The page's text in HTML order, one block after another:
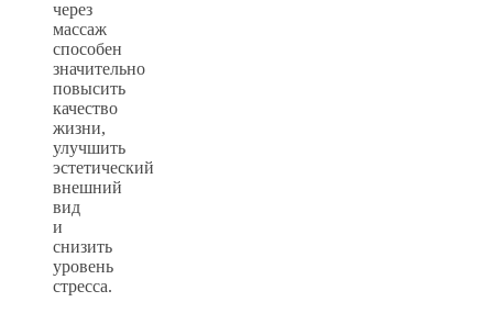
через
массаж
способен
значительно
повысить
качество
жизни,
улучшить
эстетический
внешний
вид
и
снизить
уровень
стресса.